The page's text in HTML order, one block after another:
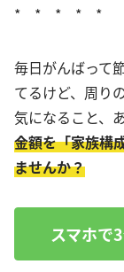
* * * * *
毎日がんばって
てるけど、周り
気になること、
金額を「家族構
ませんか？
スマホで